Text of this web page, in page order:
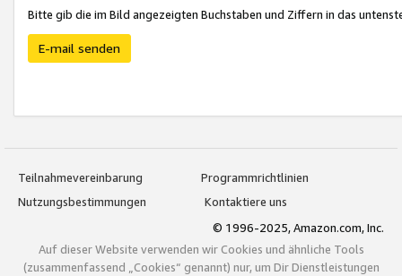
Bitte gib die im Bild angezeigten Buchstaben und Ziffern in das
E-mail senden
Teilnahmevereinbarung
Programmrichtlinien
Nutzungsbestimmungen
Kontaktiere uns
© 1996-2025, Amazon.com, Inc.
Auf dieser Website verwenden wir Cookies und ähnliche Tools
(zusammenfassend „Cookies“ genannt) nur, um Dir Dienstleistungen